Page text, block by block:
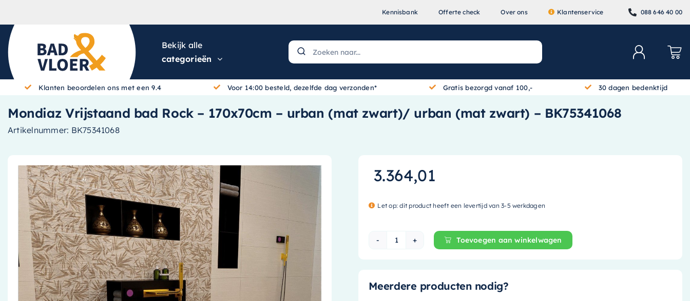
Kennisbank Offerte check Over ons Klantenservice 088 646 40 00
Bekijk alle
categorieën
Klanten beoordelen ons met een 9.4 Voor 14:00 besteld, dezelfde dag verzonden* Gratis bezorgd vanaf 100,- 30 dagen bedenktijd
Mondiaz Vrijstaand bad Rock – 170x70cm – urban (mat zwart)/ urban (mat zwart) – BK75341068
Artikelnummer: BK75341068
3.364,01
Let op: dit product heeft een levertijd van 3-5 werkdagen
Mondiaz Vrijstaand bad Rock - 170x70cm - urban (mat zwart)/ urban
Toevoegen aan winkelwagen
Meerdere producten nodig?